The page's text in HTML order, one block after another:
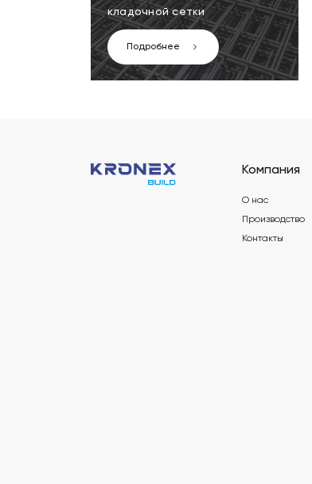
кладочной сетки
Подробнее
Компания
О нас
Производство
Контакты